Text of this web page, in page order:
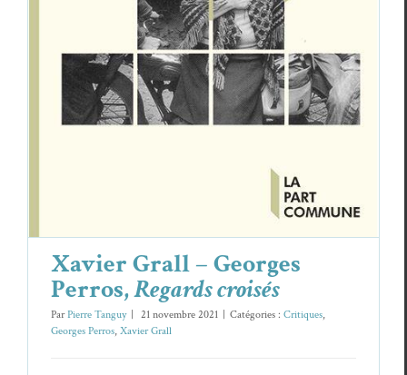
croisés
Critiques Georges Perros Xavier Grall
Xavier Grall – Georges
Perros,Regards croisés
ParPierre Tanguy | 21 novembre 2021 | Catégories : Critiques,
Georges Perros, Xavier Grall